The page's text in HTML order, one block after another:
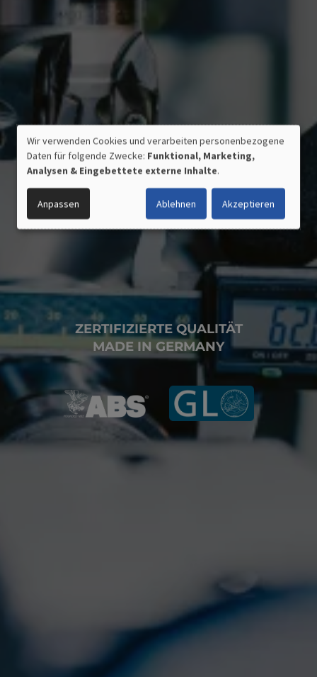
ZERTIFIZIERTE QUALITÄT
MADE IN GERMANY
VERWENDUNG
PERSONENBEZOGENER
DATEN
UND
COOKIES
Wir verwenden Cookies und verarbeiten personenbezogene
Daten für folgende Zwecke: Funktional, Marketing,
Analysen & Eingebettete externe Inhalte.
Anpassen Ablehnen Akzeptieren